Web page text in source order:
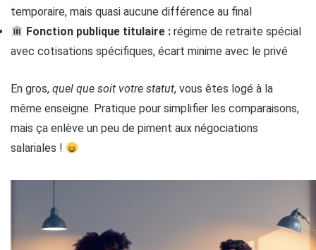
temporaire, mais quasi aucune différence au final
Fonction publique titulaire : régime de retraite spécial
avec cotisations spécifiques, écart minime avec le privé
En gros, quel que soit votre statut, vous êtes logé à la
même enseigne. Pratique pour simplifier les comparaisons,
mais ça enlève un peu de piment aux négociations
salariales !